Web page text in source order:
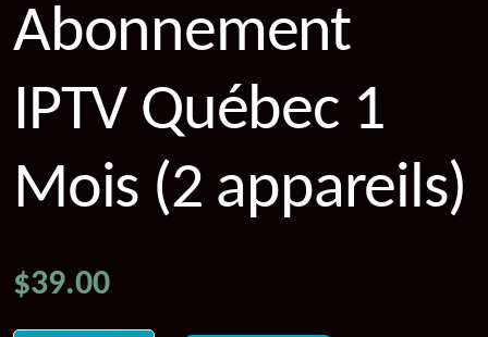
Abonnement
IPTV Québec 1
Mois (2 appareils)
$39.00